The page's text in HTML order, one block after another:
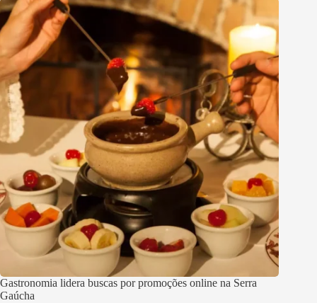
Gastronomia lidera buscas por promoções online na Serra
Gaúcha